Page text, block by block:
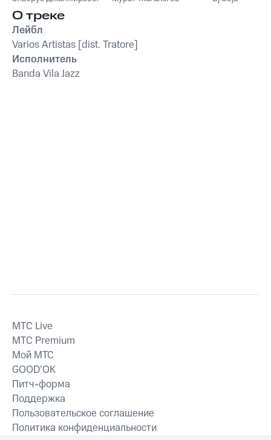
О треке
Лейбл
Varios Artistas [dist. Tratore]
Исполнитель
Banda Vila Jazz
MTС Live
MTС Premium
Мой МТС
GOOD’OK
Питч-форма
Поддержка
Пользовательское соглашение
Политика конфиденциальности